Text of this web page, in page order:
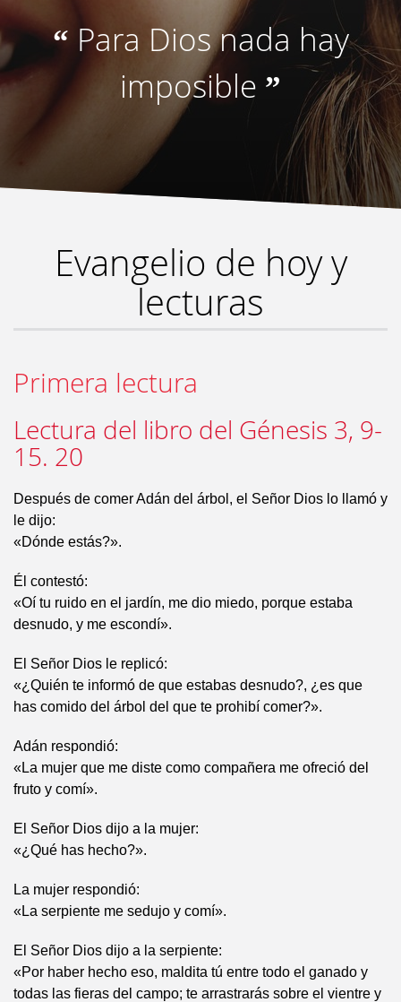
“ Para Dios nada hay
imposible ”
Evangelio de hoy y
lecturas
Primera lectura
Lectura del libro del Génesis 3, 9-
15. 20
Después de comer Adán del árbol, el Señor Dios lo llamó y
le dijo:
«Dónde estás?».
Él contestó:
«Oí tu ruido en el jardín, me dio miedo, porque estaba
desnudo, y me escondí».
El Señor Dios le replicó:
«¿Quién te informó de que estabas desnudo?, ¿es que
has comido del árbol del que te prohibí comer?».
Adán respondió:
«La mujer que me diste como compañera me ofreció del
fruto y comí».
El Señor Dios dijo a la mujer:
«¿Qué has hecho?».
La mujer respondió:
«La serpiente me sedujo y comí».
El Señor Dios dijo a la serpiente:
«Por haber hecho eso, maldita tú entre todo el ganado y
todas las fieras del campo; te arrastrarás sobre el vientre y